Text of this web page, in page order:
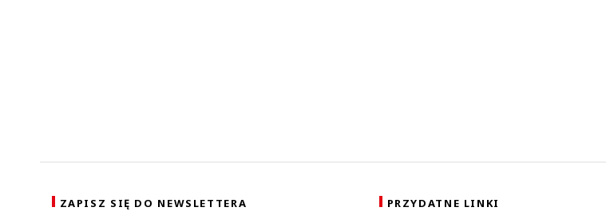
ZAPISZ SIĘ DO NEWSLETTERA PRZYDATNE LINKI